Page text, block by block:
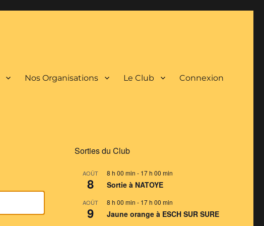
Nos Organisations Le Club Connexion
Sorties du Club
AOÛT
8
8 h 00 min - 17 h 00 min
Sortie à NATOYE
AOÛT
9
8 h 00 min - 17 h 00 min
Jaune orange à ESCH SUR SURE